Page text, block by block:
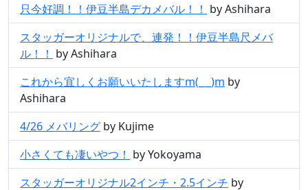
只今好調！！伊豆半島デカメバル！！ by Ashihara
スタッガーオリジナルで、連発！！伊豆半島尺メバ
ル！！ by Ashihara
これから宜しくお願いいたしますm(_ _)m by
Ashihara
4/26 メバリング by Kujime
小さくても凄いやつ！ by Yokoyama
スタッガーオリジナル2インチ・2.5インチ by